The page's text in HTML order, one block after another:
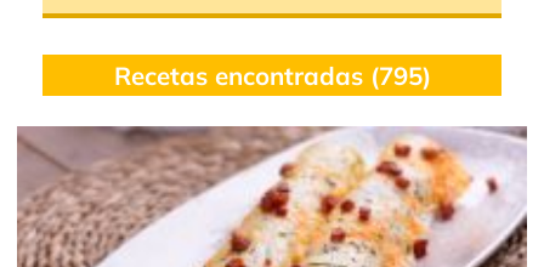
Recetas encontradas (795)